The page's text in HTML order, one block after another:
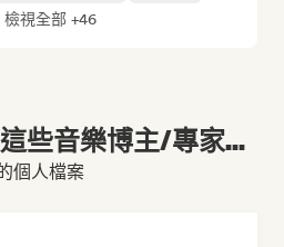
檢視全部 +46
些音樂博主/專家...
個人檔案